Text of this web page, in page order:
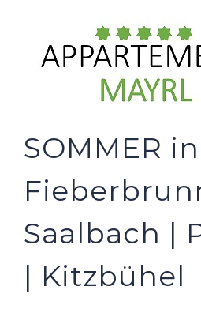
springen
SOMMER in
Saalbach |
| Kitzbühel